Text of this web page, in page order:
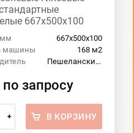
667x500x100
гипсовый
мм
667x500x100
машины
168 м2
Пешеланский гипсовый завод
запросу
+ В КОРЗИНУ